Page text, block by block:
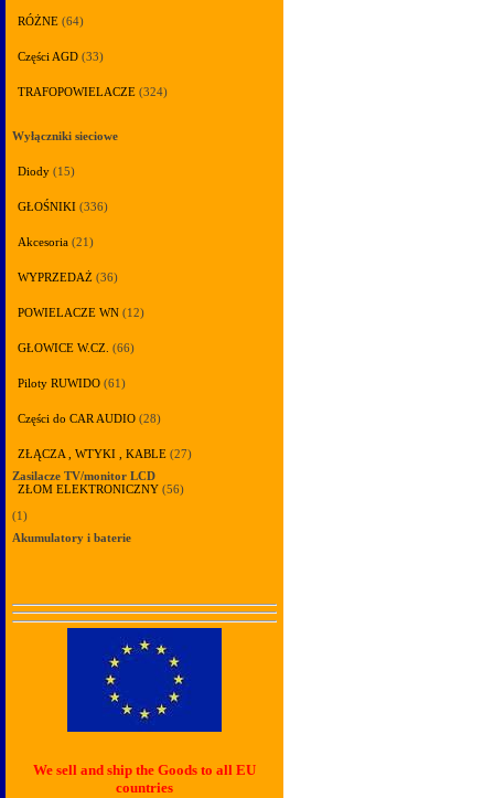
RÓŻNE (64)
Części AGD (33)
TRAFOPOWIELACZE (324)
Wyłączniki sieciowe
Diody (15)
GŁOŚNIKI (336)
Akcesoria (21)
WYPRZEDAŻ (36)
POWIELACZE WN (12)
GŁOWICE W.CZ. (66)
Piloty RUWIDO (61)
Części do CAR AUDIO (28)
ZŁĄCZA , WTYKI , KABLE (27)
Zasilacze TV/monitor LCD
ZŁOM ELEKTRONICZNY (56)
(1)
Akumulatory i baterie
We sell and ship the Goods to all EU
countries